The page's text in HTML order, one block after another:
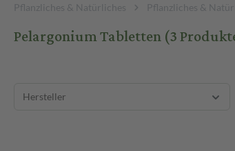
Pflanzliches & Natürliches Pflanzliches &
Pelargonium Tabletten(3
Hersteller